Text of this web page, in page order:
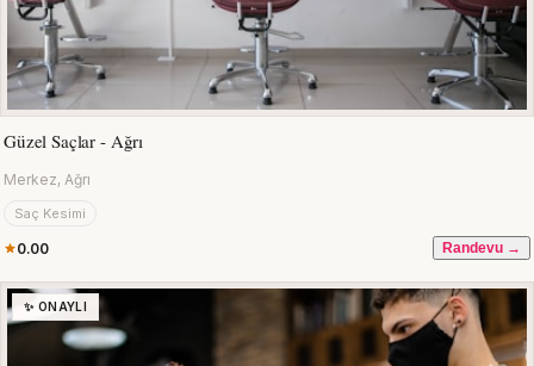
Güzel Saçlar - Ağrı
Merkez, Ağrı
Saç Kesimi
0.00 Randevu →
✨ ONAYLI